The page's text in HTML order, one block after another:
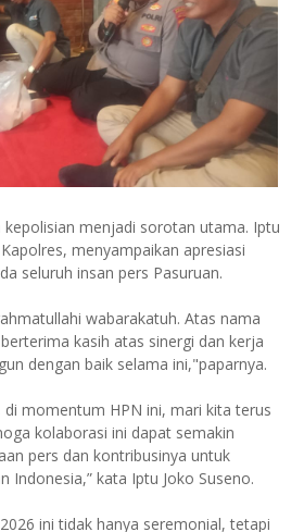
kepolisian menjadi sorotan utama. Iptu
menyampaikan apresiasi
seluruh insan pers Pasuruan.
wabarakatuh. Atas nama
kasih atas sinergi dan kerja
dengan baik selama ini,"paparnya.
momentum HPN ini, mari kita terus
kolaborasi ini dapat semakin
pers dan kontribusinya untuk
Indonesia,” kata Iptu Joko Suseno.
ini tidak hanya seremonial, tetapi